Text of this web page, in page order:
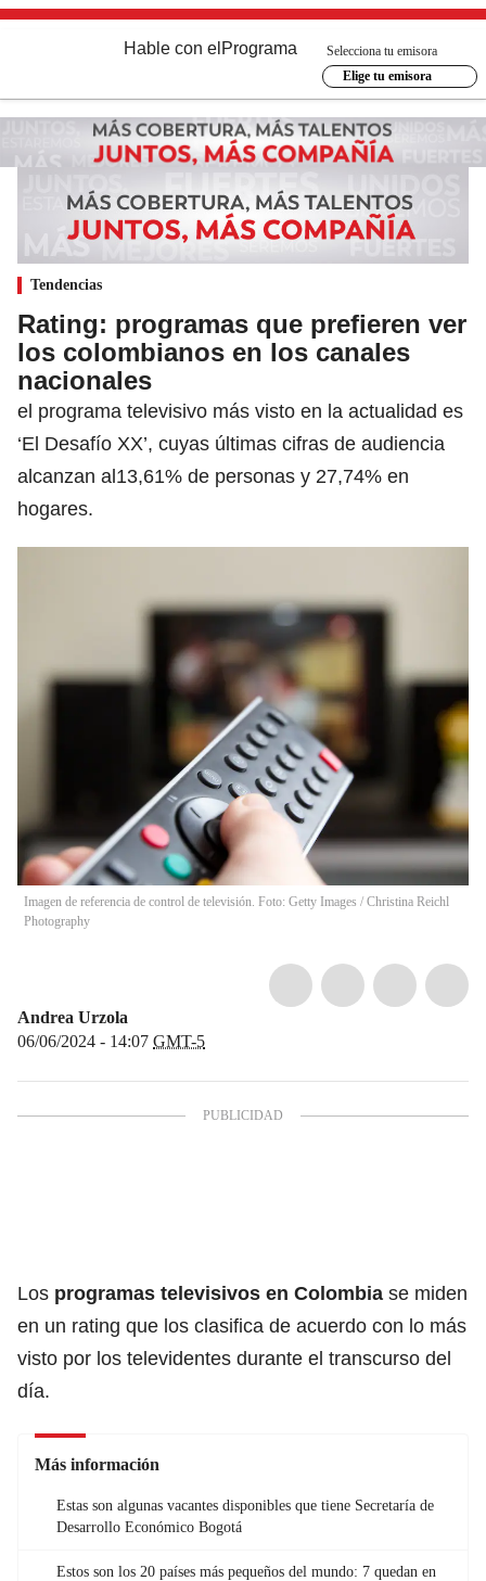
Hable con el Programa
Selecciona tu emisora
Elige tu emisora
Tendencias
Rating: programas que prefieren ver
los colombianos en los canales
nacionales
el programa televisivo más visto en la actualidad es
‘El Desafío XX’, cuyas últimas cifras de audiencia
alcanzan al13,61% de personas y 27,74% en
hogares.
Imagen de referencia de control de televisión. Foto: Getty Images / Christina Reichl
Photography
Andrea Urzola
06/06/2024 - 14:07 GMT-5
Los programas televisivos en Colombia se miden
en un rating que los clasifica de acuerdo con lo más
visto por los televidentes durante el transcurso del
día.
Más información
Estas son algunas vacantes disponibles que tiene Secretaría de
Desarrollo Económico Bogotá
Estos son los 20 países más pequeños del mundo: 7 quedan en